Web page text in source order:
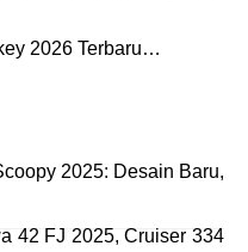
2026 Terbaru…
2025: Desain Baru,
42 FJ 2025, Cruiser 334